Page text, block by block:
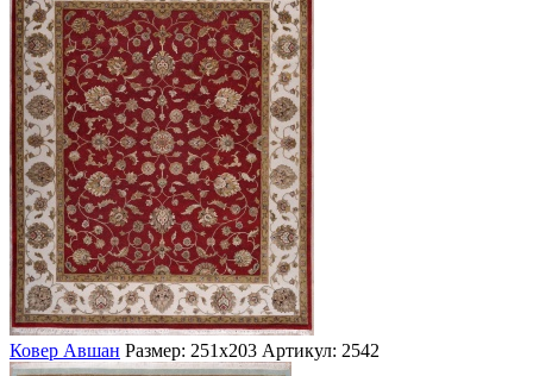
Ковер Авшан Размер: 251х203 Артикул: 2542